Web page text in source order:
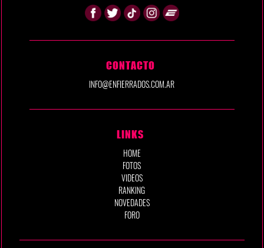
CONTACTO
INFO@ENFIERRADOS.COM.AR
LINKS
HOME
FOTOS
VIDEOS
RANKING
NOVEDADES
FORO